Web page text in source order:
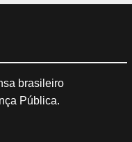
brasileiro
Pública.